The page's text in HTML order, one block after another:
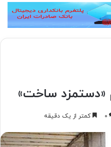
«دستمزد ساخت»
۰ کمتر از یک دقیقه